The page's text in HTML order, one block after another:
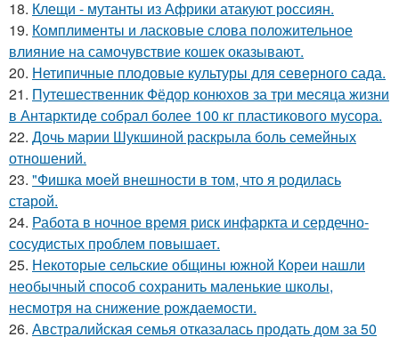
18. Клещи - мутанты из Африки атакуют россиян.
19. Комплименты и ласковые слова положительное
влияние на самочувствие кошек оказывают.
20. Нетипичные плодовые культуры для северного сада.
21. Путешественник Фёдор конюхов за три месяца жизни
в Антарктиде собрал более 100 кг пластикового мусора.
22. Дочь марии Шукшиной раскрыла боль семейных
отношений.
23. "Фишка моей внешности в том, что я родилась
старой.
24. Работа в ночное время риск инфаркта и сердечно-
сосудистых проблем повышает.
25. Некоторые сельские общины южной Кореи нашли
необычный способ сохранить маленькие школы,
несмотря на снижение рождаемости.
26. Австралийская семья отказалась продать дом за 50